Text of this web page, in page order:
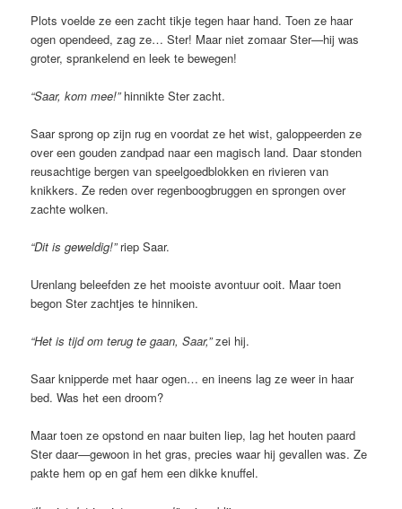
Plots voelde ze een zacht tikje tegen haar hand. Toen ze haar
ogen opendeed, zag ze… Ster! Maar niet zomaar Ster—hij was
groter, sprankelend en leek te bewegen!
“Saar, kom mee!”hinnikte Ster zacht.
Saar sprong op zijn rug en voordat ze het wist, galoppeerden ze
over een gouden zandpad naar een magisch land. Daar stonden
reusachtige bergen van speelgoedblokken en rivieren van
knikkers. Ze reden over regenboogbruggen en sprongen over
zachte wolken.
“Dit is geweldig!”riep Saar.
Urenlang beleefden ze het mooiste avontuur ooit. Maar toen
begon Ster zachtjes te hinniken.
“Het is tijd om terug te gaan, Saar,”zei hij.
Saar knipperde met haar ogen… en ineens lag ze weer in haar
bed. Was het een droom?
Maar toen ze opstond en naar buiten liep, lag het houten paard
Ster daar—gewoon in het gras, precies waar hij gevallen was. Ze
pakte hem op en gaf hem een dikke knuffel.